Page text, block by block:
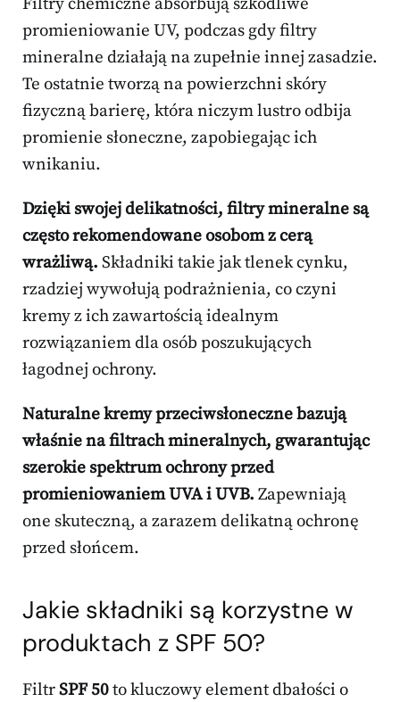
Filtry chemiczne absorbują szkodliwe
promieniowanie UV, podczas gdy filtry
mineralne działają na zupełnie innej zasadzie.
Te ostatnie tworzą na powierzchni skóry
fizyczną barierę, która niczym lustro odbija
promienie słoneczne, zapobiegając ich
wnikaniu.
Dzięki swojej delikatności, filtry mineralne są
często rekomendowane osobom z cerą
wrażliwą. Składniki takie jak tlenek cynku,
rzadziej wywołują podrażnienia, co czyni
kremy z ich zawartością idealnym
rozwiązaniem dla osób poszukujących
łagodnej ochrony.
Naturalne kremy przeciwsłoneczne bazują
właśnie na filtrach mineralnych, gwarantując
szerokie spektrum ochrony przed
promieniowaniem UVA i UVB. Zapewniają
one skuteczną, a zarazem delikatną ochronę
przed słońcem.
Jakie składniki są korzystne w
produktach z SPF 50?
FiltrSPF 50to kluczowy element dbałości o